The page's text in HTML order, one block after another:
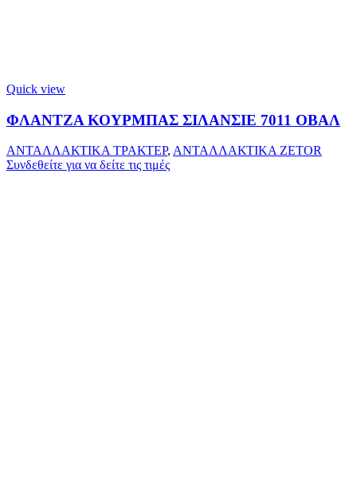
Quick view
ΦΛΑΝΤΖΑ ΚΟΥΡΜΠΑΣ ΣΙΛΑΝΣΙΕ 7011 ΟΒΑΛ
ΑΝΤΑΛΛΑΚΤΙΚΑ ΤΡΑΚΤΕΡ, ΑΝΤΑΛΛΑΚΤΙΚΑ ZETOR
Συνδεθείτε για να δείτε τις τιμές